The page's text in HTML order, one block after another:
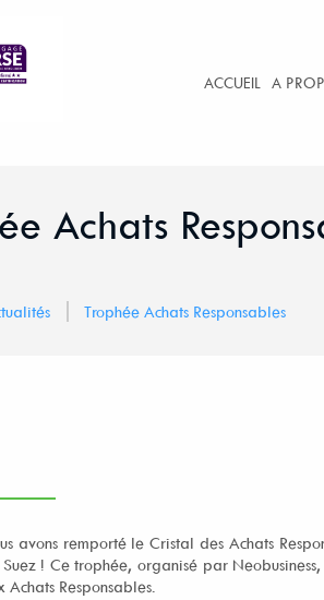
ACCUEIL A
Achats
Trophée Achats Responsables
avons remporté le Cristal des Achats
! Ce trophée, organisé par
Achats Responsables.